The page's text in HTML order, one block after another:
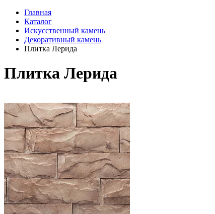
Главная
Каталог
Искусственный камень
Декоративный камень
Плитка Лерида
Плитка Лерида